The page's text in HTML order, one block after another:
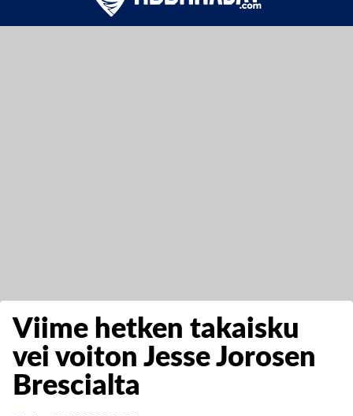
Viime hetken takaisku
vei voiton Jesse Jorosen
Brescialta